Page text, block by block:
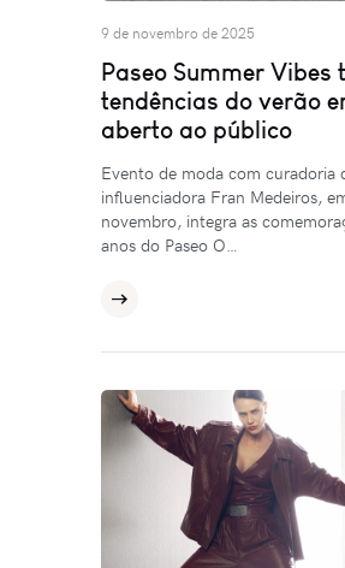
9 de novembro de 2025
Paseo Summer Vibes
tendências do verão
aberto ao público
Evento de moda com curadoria
influenciadora Fran Medeiros,
novembro, integra as
anos do Paseo O…